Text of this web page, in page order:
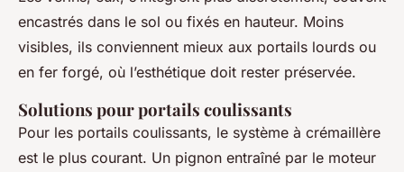
encastrés dans le sol ou fixés en hauteur. Moins
visibles, ils conviennent mieux aux portails lourds ou
en fer forgé, où l’esthétique doit rester préservée.
Solutions pour portails coulissants
Pour les portails coulissants, le système à crémaillère
est le plus courant. Un pignon entraîné par le moteur